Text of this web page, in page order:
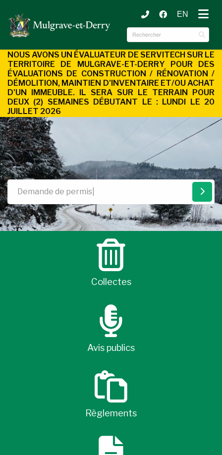
(Municipalité )
EN
NOUS AVONS UN ÉVALUATEUR DE SERVITECH SUR LE
TERRITOIRE DE MULGRAVE-ET-DERRY POUR DES
ÉVALUATIONS DE CONSTRUCTION / RÉNOVATION /
DÉMOLITION, MAINTIEN D'INVENTAIRE ET/OU ACHAT
D'UN
IMMEUBLE. IL SERA SUR LE TERRAIN POUR
DEUX (2) SEMAINES DÉBUTANT LE : LUNDI LE 20
JUILLET 2026
Collectes
Avis publics
Règlements